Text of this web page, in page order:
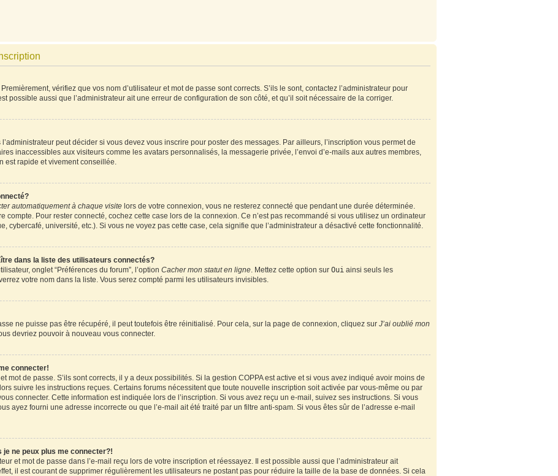
vérifiez que vos nom d’utilisateur et mot de passe sont corrects. S’ils le sont, contactez l’administrateur pour
possible aussi que l’administrateur ait une erreur de configuration de son côté, et qu’il soit nécessaire de la corriger.
peut décider si vous devez vous inscrire pour poster des messages. Par ailleurs, l’inscription vous permet de
inaccessibles aux visiteurs comme les avatars personnalisés, la messagerie privée, l’envoi d’e-mails aux autres membres,
est rapide et vivement conseillée.
automatiquement à chaque visitelors de votre connexion, vous ne resterez connecté que pendant une durée déterminée.
compte. Pour rester connecté, cochez cette case lors de la connexion. Ce n’est pas recommandé si vous utilisez un ordinateur
cybercafé, université, etc.). Si vous ne voyez pas cette case, cela signifie que l’administrateur a désactivé cette fonctionnalité.
dans la liste des utilisateurs connectés?
onglet “Préférences du forum”, l’option Cacher mon statut en ligne. Mettez cette option sur Ouiainsi seuls les
votre nom dans la liste. Vous serez compté parmi les utilisateurs invisibles.
ne puisse pas être récupéré, il peut toutefois être réinitialisé. Pour cela, sur la page de connexion, cliquez sur J’ai oublié mon
devriez pouvoir à nouveau vous connecter.
connecter!
mot de passe. S’ils sont corrects, il y a deux possibilités. Si la gestion COPPA est active et si vous avez indiqué avoir moins de
suivre les instructions reçues. Certains forums nécessitent que toute nouvelle inscription soit activée par vous-même ou par
connecter. Cette information est indiquée lors de l’inscription. Si vous avez reçu un e-mail, suivez ses instructions. Si vous
ayez fourni une adresse incorrecte ou que l’e-mail ait été traité par un filtre anti-spam. Si vous êtes sûr de l’adresse e-mail
ne peux plus me connecter?!
et mot de passe dans l’e-mail reçu lors de votre inscription et réessayez. Il est possible aussi que l’administrateur ait
il est courant de supprimer régulièrement les utilisateurs ne postant pas pour réduire la taille de la base de données. Si cela